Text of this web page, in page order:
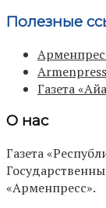
Полезные
Газета
О нас
Газета
«Арменпресс».